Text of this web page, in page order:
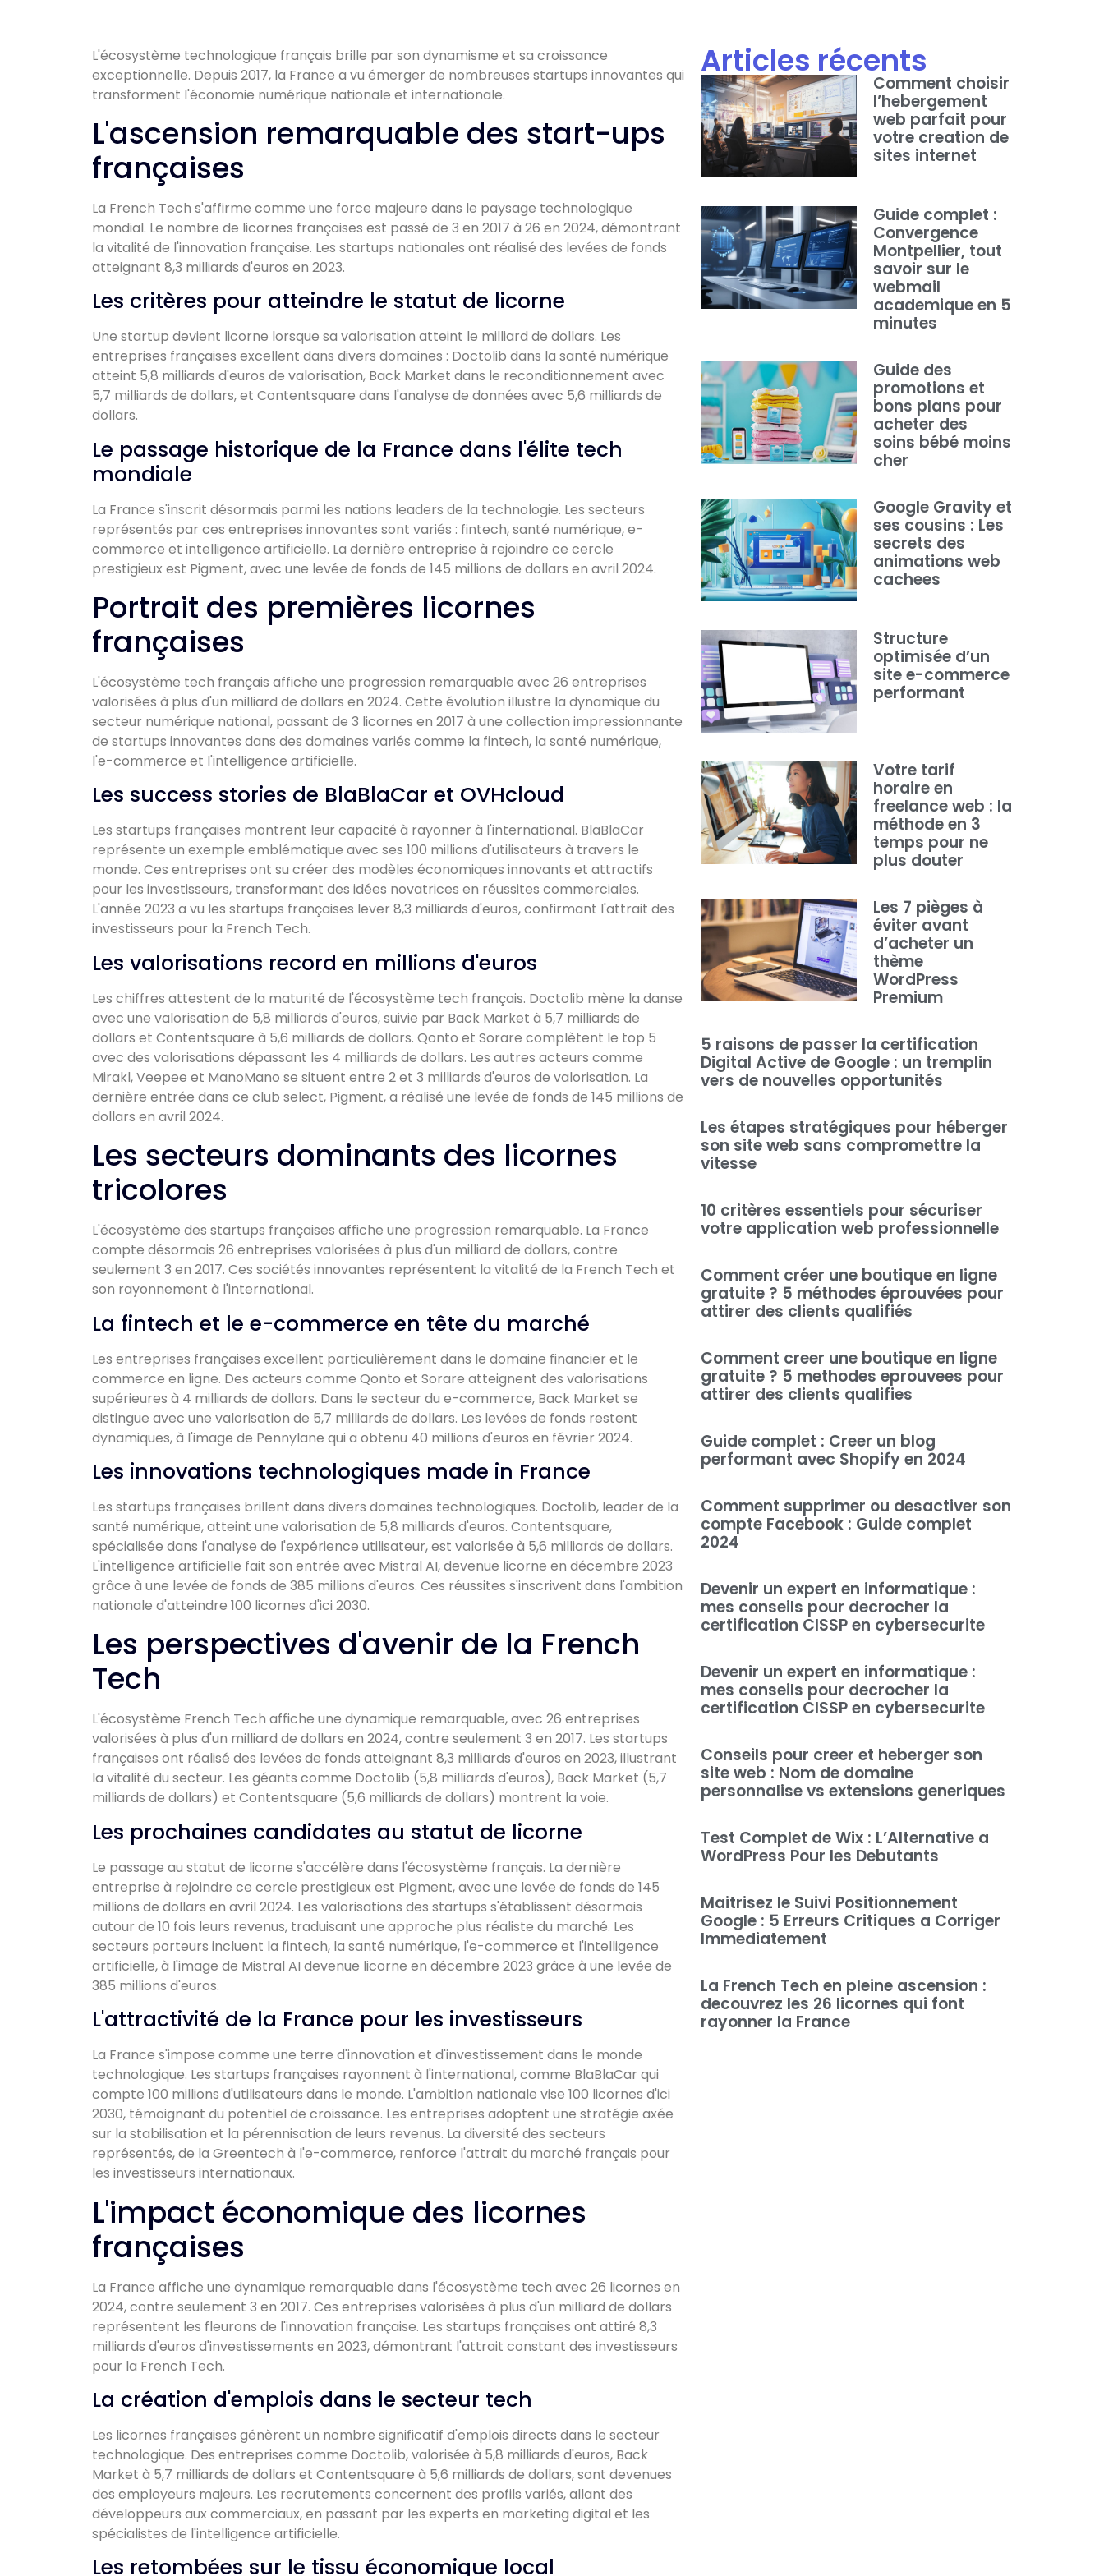
L'écosystème technologique français brille par son dynamisme et sa croissance
exceptionnelle. Depuis 2017, la France a vu émerger de nombreuses startups innovantes qui
transforment l'économie numérique nationale et internationale.
L'ascension remarquable des start-ups
françaises
La French Tech s'affirme comme une force majeure dans le paysage technologique
mondial. Le nombre de licornes françaises est passé de 3 en 2017 à 26 en 2024, démontrant
la vitalité de l'innovation française. Les startups nationales ont réalisé des levées de fonds
atteignant 8,3 milliards d'euros en 2023.
Les critères pour atteindre le statut de licorne
Une startup devient licorne lorsque sa valorisation atteint le milliard de dollars. Les
entreprises françaises excellent dans divers domaines : Doctolib dans la santé numérique
atteint 5,8 milliards d'euros de valorisation, Back Market dans le reconditionnement avec
5,7 milliards de dollars, et Contentsquare dans l'analyse de données avec 5,6 milliards de
dollars.
Le passage historique de la France dans l'élite tech
mondiale
La France s'inscrit désormais parmi les nations leaders de la technologie. Les secteurs
représentés par ces entreprises innovantes sont variés : fintech, santé numérique, e-
commerce et intelligence artificielle. La dernière entreprise à rejoindre ce cercle
prestigieux est Pigment, avec une levée de fonds de 145 millions de dollars en avril 2024.
Portrait des premières licornes
françaises
L'écosystème tech français affiche une progression remarquable avec 26 entreprises
valorisées à plus d'un milliard de dollars en 2024. Cette évolution illustre la dynamique du
secteur numérique national, passant de 3 licornes en 2017 à une collection impressionnante
de startups innovantes dans des domaines variés comme la fintech, la santé numérique,
l'e-commerce et l'intelligence artificielle.
Les success stories de BlaBlaCar et OVHcloud
Les startups françaises montrent leur capacité à rayonner à l'international. BlaBlaCar
représente un exemple emblématique avec ses 100 millions d'utilisateurs à travers le
monde. Ces entreprises ont su créer des modèles économiques innovants et attractifs
pour les investisseurs, transformant des idées novatrices en réussites commerciales.
L'année 2023 a vu les startups françaises lever 8,3 milliards d'euros, confirmant l'attrait des
investisseurs pour la French Tech.
Les valorisations record en millions d'euros
Les chiffres attestent de la maturité de l'écosystème tech français. Doctolib mène la danse
avec une valorisation de 5,8 milliards d'euros, suivie par Back Market à 5,7 milliards de
dollars et Contentsquare à 5,6 milliards de dollars. Qonto et Sorare complètent le top 5
avec des valorisations dépassant les 4 milliards de dollars. Les autres acteurs comme
Mirakl, Veepee et ManoMano se situent entre 2 et 3 milliards d'euros de valorisation. La
dernière entrée dans ce club select, Pigment, a réalisé une levée de fonds de 145 millions de
dollars en avril 2024.
Les secteurs dominants des licornes
tricolores
L'écosystème des startups françaises affiche une progression remarquable. La France
compte désormais 26 entreprises valorisées à plus d'un milliard de dollars, contre
seulement 3 en 2017. Ces sociétés innovantes représentent la vitalité de la French Tech et
son rayonnement à l'international.
La fintech et le e-commerce en tête du marché
Les entreprises françaises excellent particulièrement dans le domaine financier et le
commerce en ligne. Des acteurs comme Qonto et Sorare atteignent des valorisations
supérieures à 4 milliards de dollars. Dans le secteur du e-commerce, Back Market se
distingue avec une valorisation de 5,7 milliards de dollars. Les levées de fonds restent
dynamiques, à l'image de Pennylane qui a obtenu 40 millions d'euros en février 2024.
Les innovations technologiques made in France
Les startups françaises brillent dans divers domaines technologiques. Doctolib, leader de la
santé numérique, atteint une valorisation de 5,8 milliards d'euros. Contentsquare,
spécialisée dans l'analyse de l'expérience utilisateur, est valorisée à 5,6 milliards de dollars.
L'intelligence artificielle fait son entrée avec Mistral AI, devenue licorne en décembre 2023
grâce à une levée de fonds de 385 millions d'euros. Ces réussites s'inscrivent dans l'ambition
nationale d'atteindre 100 licornes d'ici 2030.
Les perspectives d'avenir de la French
Tech
L'écosystème French Tech affiche une dynamique remarquable, avec 26 entreprises
valorisées à plus d'un milliard de dollars en 2024, contre seulement 3 en 2017. Les startups
françaises ont réalisé des levées de fonds atteignant 8,3 milliards d'euros en 2023, illustrant
la vitalité du secteur. Les géants comme Doctolib (5,8 milliards d'euros), Back Market (5,7
milliards de dollars) et Contentsquare (5,6 milliards de dollars) montrent la voie.
Les prochaines candidates au statut de licorne
Le passage au statut de licorne s'accélère dans l'écosystème français. La dernière
entreprise à rejoindre ce cercle prestigieux est Pigment, avec une levée de fonds de 145
millions de dollars en avril 2024. Les valorisations des startups s'établissent désormais
autour de 10 fois leurs revenus, traduisant une approche plus réaliste du marché. Les
secteurs porteurs incluent la fintech, la santé numérique, l'e-commerce et l'intelligence
artificielle, à l'image de Mistral AI devenue licorne en décembre 2023 grâce à une levée de
385 millions d'euros.
L'attractivité de la France pour les investisseurs
La France s'impose comme une terre d'innovation et d'investissement dans le monde
technologique. Les startups françaises rayonnent à l'international, comme BlaBlaCar qui
compte 100 millions d'utilisateurs dans le monde. L'ambition nationale vise 100 licornes d'ici
2030, témoignant du potentiel de croissance. Les entreprises adoptent une stratégie axée
sur la stabilisation et la pérennisation de leurs revenus. La diversité des secteurs
représentés, de la Greentech à l'e-commerce, renforce l'attrait du marché français pour
les investisseurs internationaux.
L'impact économique des licornes
françaises
La France affiche une dynamique remarquable dans l'écosystème tech avec 26 licornes en
2024, contre seulement 3 en 2017. Ces entreprises valorisées à plus d'un milliard de dollars
représentent les fleurons de l'innovation française. Les startups françaises ont attiré 8,3
milliards d'euros d'investissements en 2023, démontrant l'attrait constant des investisseurs
pour la French Tech.
La création d'emplois dans le secteur tech
Les licornes françaises génèrent un nombre significatif d'emplois directs dans le secteur
technologique. Des entreprises comme Doctolib, valorisée à 5,8 milliards d'euros, Back
Market à 5,7 milliards de dollars et Contentsquare à 5,6 milliards de dollars, sont devenues
des employeurs majeurs. Les recrutements concernent des profils variés, allant des
développeurs aux commerciaux, en passant par les experts en marketing digital et les
spécialistes de l'intelligence artificielle.
Les retombées sur le tissu économique local
Articles récents
Comment choisir
l’hebergement
web parfait pour
votre creation de
sites internet
Guide complet :
Convergence
Montpellier, tout
savoir sur le
webmail
academique en 5
minutes
Guide des
promotions et
bons plans pour
acheter des
soins bébé moins
cher
Google Gravity et
ses cousins : Les
secrets des
animations web
cachees
Structure
optimisée d’un
site e-commerce
performant
Votre tarif
horaire en
freelance web : la
méthode en 3
temps pour ne
plus douter
Les 7 pièges à
éviter avant
d’acheter un
thème
WordPress
Premium
5 raisons de passer la certification
Digital Active de Google : un tremplin
vers de nouvelles opportunités
Les étapes stratégiques pour héberger
son site web sans compromettre la
vitesse
10 critères essentiels pour sécuriser
votre application web professionnelle
Comment créer une boutique en ligne
gratuite ? 5 méthodes éprouvées pour
attirer des clients qualifiés
Comment creer une boutique en ligne
gratuite ? 5 methodes eprouvees pour
attirer des clients qualifies
Guide complet : Creer un blog
performant avec Shopify en 2024
Comment supprimer ou desactiver son
compte Facebook : Guide complet
2024
Devenir un expert en informatique :
mes conseils pour decrocher la
certification CISSP en cybersecurite
Devenir un expert en informatique :
mes conseils pour decrocher la
certification CISSP en cybersecurite
Conseils pour creer et heberger son
site web : Nom de domaine
personnalise vs extensions generiques
Test Complet de Wix : L’Alternative a
WordPress Pour les Debutants
Maitrisez le Suivi Positionnement
Google : 5 Erreurs Critiques a Corriger
Immediatement
La French Tech en pleine ascension :
decouvrez les 26 licornes qui font
rayonner la France